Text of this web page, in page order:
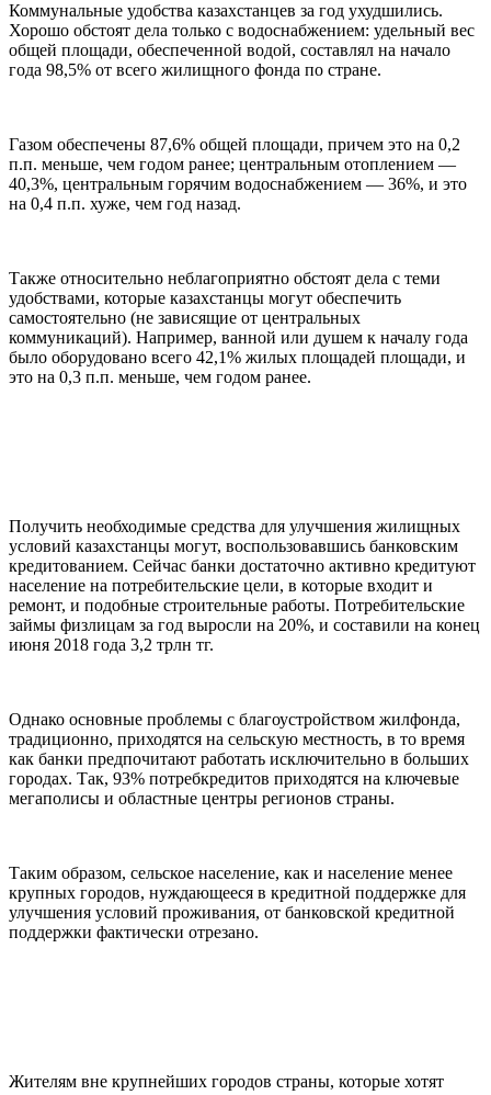
Коммунальные удобства казахстанцев за год ухудшились.
Хорошо обстоят дела только с водоснабжением: удельный вес
общей площади, обеспеченной водой, составлял на начало
года 98,5% от всего жилищного фонда по стране.
Газом обеспечены 87,6% общей площади, причем это на 0,2
п.п. меньше, чем годом ранее; центральным отоплением —
40,3%, центральным горячим водоснабжением — 36%, и это
на 0,4 п.п. хуже, чем год назад.
Также относительно неблагоприятно обстоят дела с теми
удобствами, которые казахстанцы могут обеспечить
самостоятельно (не зависящие от центральных
коммуникаций). Например, ванной или душем к началу года
было оборудовано всего 42,1% жилых площадей площади, и
это на 0,3 п.п. меньше, чем годом ранее.
Получить необходимые средства для улучшения жилищных
условий казахстанцы могут, воспользовавшись банковским
кредитованием. Сейчас банки достаточно активно кредитуют
население на потребительские цели, в которые входит и
ремонт, и подобные строительные работы. Потребительские
займы физлицам за год выросли на 20%, и составили на конец
июня 2018 года 3,2 трлн тг.
Однако основные проблемы с благоустройством жилфонда,
традиционно, приходятся на сельскую местность, в то время
как банки предпочитают работать исключительно в больших
городах. Так, 93% потребкредитов приходятся на ключевые
мегаполисы и областные центры регионов страны.
Таким образом, сельское население, как и население менее
крупных городов, нуждающееся в кредитной поддержке для
улучшения условий проживания, от банковской кредитной
поддержки фактически отрезано.
Жителям вне крупнейших городов страны, которые хотят